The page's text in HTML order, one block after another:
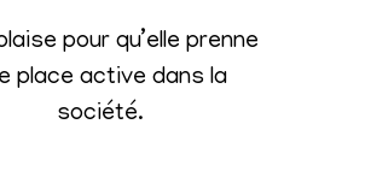
pour qu’elle prenne
place active dans la
société.